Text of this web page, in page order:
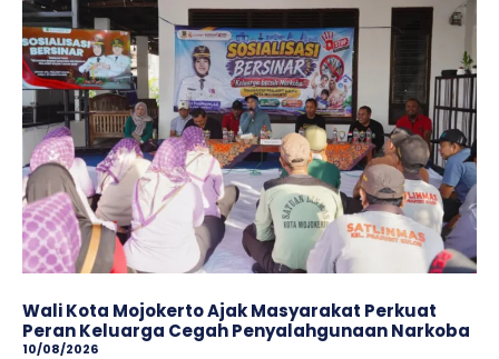
Wali Kota Mojokerto Ajak Masyarakat Perkuat
Peran Keluarga Cegah Penyalahgunaan Narkoba
10/08/2026